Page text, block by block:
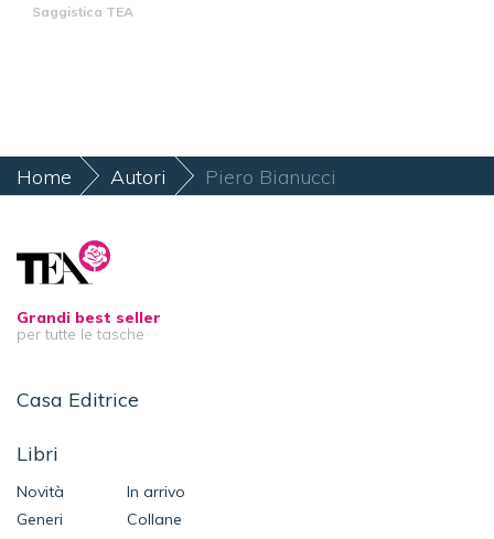
Saggistica TEA
Home Autori Piero Bianucci
Grandi best seller
per tutte le tasche
Casa Editrice
Libri
Novità
In arrivo
Generi
Collane